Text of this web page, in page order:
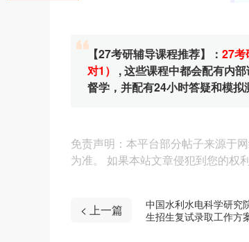
【27考研辅导课程推荐】： 27考
对1）
, 这些课程中都会配有内
督学，并配有24小时答疑和模拟
免责声明：本平台部分帖子来源于
为准。 如果本站文章侵犯到您的权
< 上一篇
中国水利水电科学研究
生招生复试录取工作方